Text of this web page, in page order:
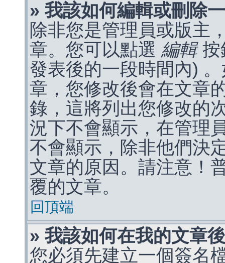
» 我該如何編輯或刪除
除非您是管理員或版主
章。您可以點選 編輯按
發表後的一段時間內)
章，您修改後會在文章
錄，這將列出您修改的
況下不會顯示，在管理
不會顯示，除非他們決
文章的原因。請注意！
覆的文章。
回頂端
» 我該如何在我的文章
您必須先建立一個簽名